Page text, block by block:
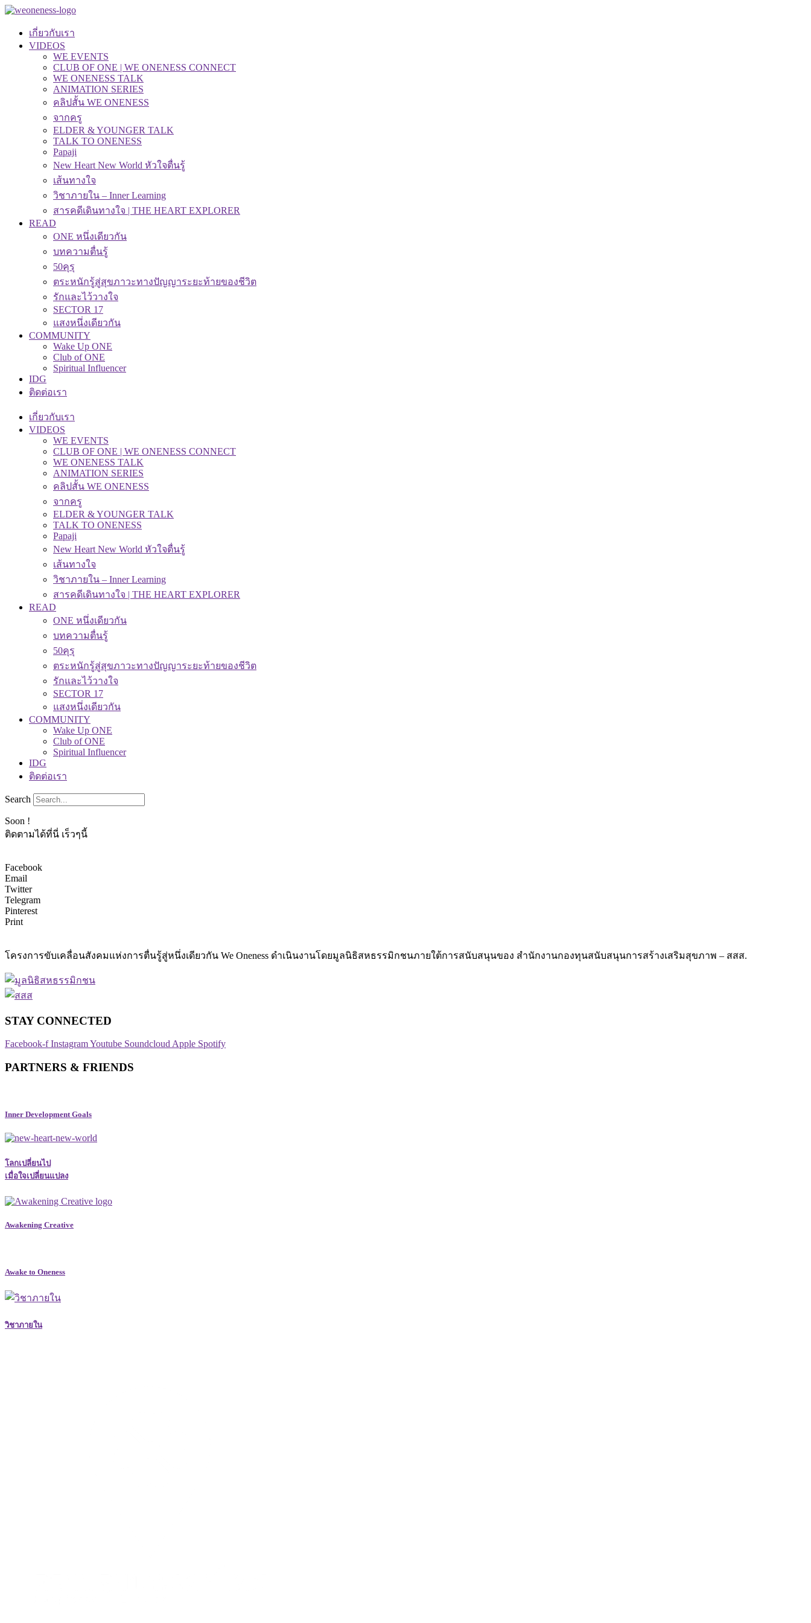
เกี่ยวกับเรา
VIDEOS
WE EVENTS
CLUB OF ONE | WE ONENESS CONNECT
WE ONENESS TALK
ANIMATION SERIES
คลิปสั้น WE ONENESS
จากครู
ELDER & YOUNGER TALK
TALK TO ONENESS
Papaji
New Heart New World หัวใจตื่นรู้
เส้นทางใจ
วิชาภายใน – Inner Learning
สารคดีเดินทางใจ | THE HEART EXPLORER
READ
ONE หนึ่งเดียวกัน
บทความตื่นรู้
50คุรุ
ตระหนักรู้สู่สุขภาวะทางปัญญาระยะท้ายของชีวิต
รักและไว้วางใจ
SECTOR 17
แสงหนึ่งเดียวกัน
COMMUNITY
Wake Up ONE
Club of ONE
Spiritual Influencer
IDG
ติดต่อเรา
เกี่ยวกับเรา
VIDEOS
WE EVENTS
CLUB OF ONE | WE ONENESS CONNECT
WE ONENESS TALK
ANIMATION SERIES
คลิปสั้น WE ONENESS
จากครู
ELDER & YOUNGER TALK
TALK TO ONENESS
Papaji
New Heart New World หัวใจตื่นรู้
เส้นทางใจ
วิชาภายใน – Inner Learning
สารคดีเดินทางใจ | THE HEART EXPLORER
READ
ONE หนึ่งเดียวกัน
บทความตื่นรู้
50คุรุ
ตระหนักรู้สู่สุขภาวะทางปัญญาระยะท้ายของชีวิต
รักและไว้วางใจ
SECTOR 17
แสงหนึ่งเดียวกัน
COMMUNITY
Wake Up ONE
Club of ONE
Spiritual Influencer
IDG
ติดต่อเรา
Search
Soon !
ติดตามได้ที่นี่ เร็วๆนี้
Facebook
Email
Twitter
Telegram
Pinterest
Print
โครงการขับเคลื่อนสังคมแห่งการตื่นรู้สู่หนึ่งเดียวกัน We Oneness ดำเนินงานโดยมูลนิธิสหธรรมิกชนภายใต้การสนับสนุนของ สำนักงานกองทุนสนับสนุนการสร้างเสริมสุขภาพ – สสส.
STAY CONNECTED​
Facebook-f InstagramYoutube SoundcloudApple Spotify
PARTNERS & FRIENDS
Inner Development Goals
โลกเปลี่ยนไป
เมื่อใจเปลี่ยนแปลง
Awakening Creative
Awake to Oneness
วิชาภายใน